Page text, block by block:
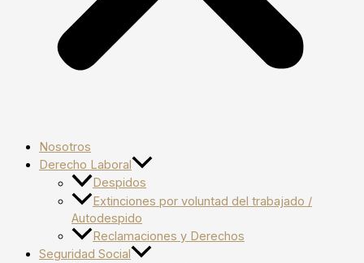
Nosotros
Derecho Laboral
Despidos
Extinciones por voluntad del trabajado /
Autodespido
Reclamaciones y Derechos
Seguridad Social